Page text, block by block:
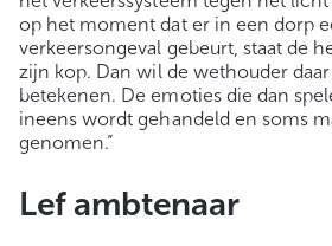
op het moment dat er in een dorp
verkeersongeval gebeurt, staat de
zijn kop. Dan wil de wethouder
betekenen. De emoties die dan
ineens wordt gehandeld en soms
genomen.”
Lef ambtenaar